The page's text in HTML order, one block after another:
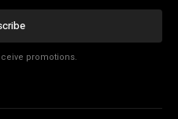
promotions.